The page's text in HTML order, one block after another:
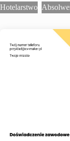
Hotelarstwo